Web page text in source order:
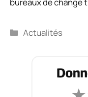
Catégories
Actualités